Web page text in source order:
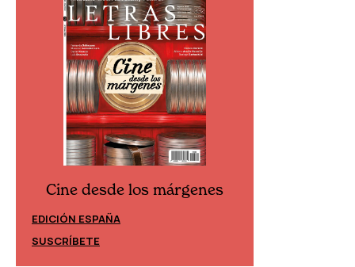
Cine desde los márgenes
EDICIÓN ESPAÑA
SUSCRÍBETE